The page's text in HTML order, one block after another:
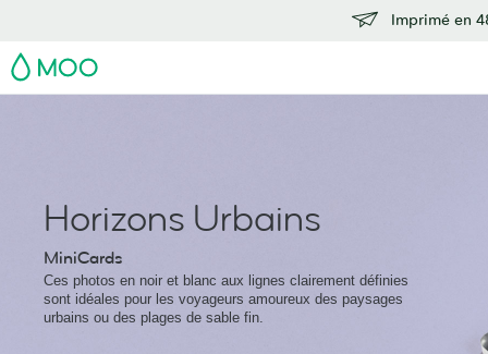
Imprimé en
MOO
Horizons Urbains
MiniCards
Ces photos en noir et blanc aux lignes clairement définies
sont idéales pour les voyageurs amoureux des paysages
urbains ou des plages de sable fin.